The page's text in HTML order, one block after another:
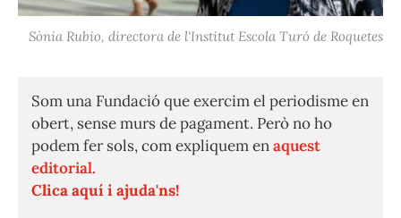
Sònia Rubio, directora de l'Institut Escola Turó de Roquetes
Som una Fundació que exercim el periodisme en
obert, sense murs de pagament. Però no ho
podem fer sols, com expliquem enaquest
editorial.
Clica aquí i ajuda'ns!